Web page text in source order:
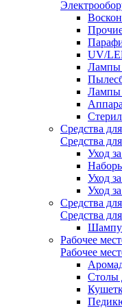
UV/
Лампы
Лампы
Средства
Средства
Уход
Уход
Уход
Средства
Средства
Рабочее
Рабочее
Столы